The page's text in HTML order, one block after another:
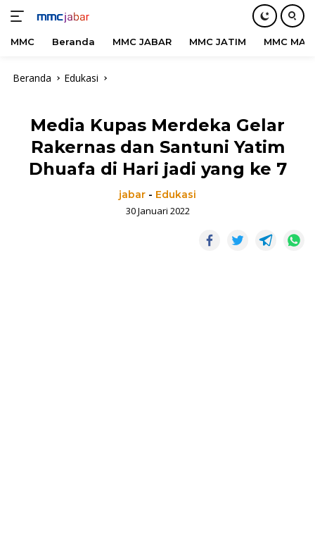
MMC Beranda MMC JABAR MMC JATIM MMC
Beranda Edukasi
Media Kupas Merdeka Gelar
Rakernas dan Santuni Yatim
Dhuafa di Hari jadi yang ke 7
jabar - Edukasi
30 Januari 2022